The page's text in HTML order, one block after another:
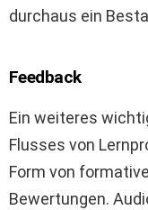
durchaus ein
Feedback
Ein weiteres
Flusses von
Form von
Bewertungen.